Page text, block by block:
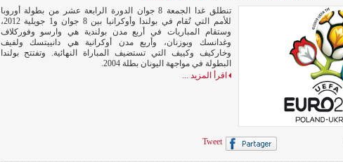
تنطلق غدا الجمعة 8 جوان الدورة الرابعة عشر من بطولة أوروبا
للأمم التي تُقام في بولندا وأوكرانيا بين 8 جوان و1 جويلية 2012،
وستقام المباريات في أربع مدن بولندية هي وارسو وفوركلاف
وغدانسك وبوزنان، وأربع مدن أوكرانية هي دانييتسك ولفيف
وخاركيف وكييف التي تستضيف المباراة النهائية. وتفتتح بولندا
البطولة في مواجهة اليونان بطلة 2004.
اقرأ المزيد ...
Tweet